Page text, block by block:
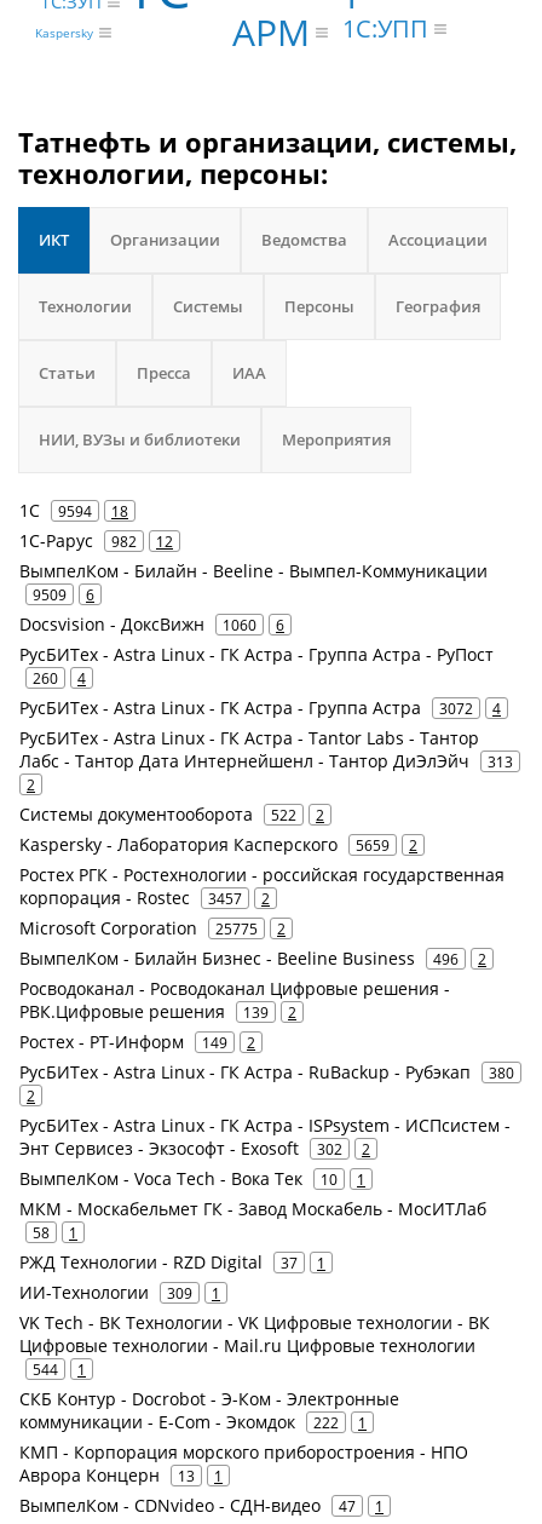
АРМ
1С:УПП
Kaspersky
Татнефть и организации, системы,
технологии, персоны:
ИКТ Организации Ведомства Ассоциации
Технологии Системы Персоны География
Статьи Пресса ИАА
НИИ, ВУЗы и библиотеки Мероприятия
1С 9594 18
1С-Рарус 982 12
ВымпелКом - Билайн - Beeline - Вымпел-Коммуникации
9509 6
Docsvision - ДоксВижн 1060 6
РусБИТех - Astra Linux - ГК Астра - Группа Астра - РуПост
260 4
РусБИТех - Astra Linux - ГК Астра - Группа Астра 3072 4
РусБИТех - Astra Linux - ГК Астра - Tantor Labs - Тантор
Лабс - Тантор Дата Интернейшенл - Тантор ДиЭлЭйч
313
2
Системы документооборота 522 2
Kaspersky - Лаборатория Касперского 5659 2
Ростех РГК - Ростехнологии - российская государственная
корпорация - Rostec
3457 2
Microsoft Corporation 25775 2
ВымпелКом - Билайн Бизнес - Beeline Business 496 2
Росводоканал - Росводоканал Цифровые решения -
РВК.Цифровые решения
139 2
Ростех - РТ-Информ 149 2
РусБИТех - Astra Linux - ГК Астра - RuBackup - Рубэкап
380
2
РусБИТех - Astra Linux - ГК Астра - ISPsystem - ИСПсистем -
Энт Сервисез - Экзософт - Exosoft
302 2
ВымпелКом - Voca Tech - Вока Тек 10 1
МКМ - Москабельмет ГК - Завод Москабель - МосИТЛаб
58 1
РЖД Технологии - RZD Digital 37 1
ИИ-Технологии 309 1
VK Tech - ВК Технологии - VK Цифровые технологии - ВК
Цифровые технологии - Mail.ru Цифровые технологии
544 1
СКБ Контур - Docrobot - Э-Ком - Электронные
коммуникации - E-Com - Экомдок
222 1
КМП - Корпорация морского приборостроения - НПО
Аврора Концерн
13 1
ВымпелКом - CDNvideo - СДН-видео 47 1